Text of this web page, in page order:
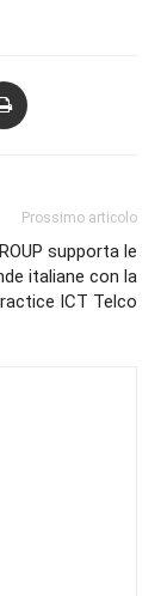
Prossimo articolo
supporta le
italiane con la
ICT Telco